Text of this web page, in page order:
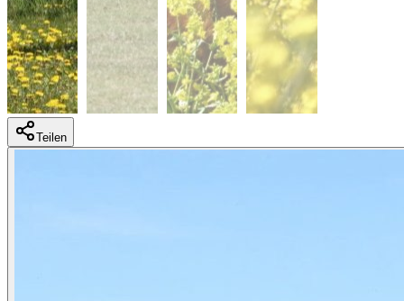
Teilen